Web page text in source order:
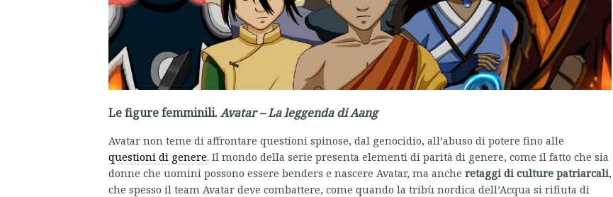
Le figure femminili.Avatar – La leggenda di Aang
Avatar non teme di affrontare questioni spinose, dal genocidio, all’abuso di potere fino alle
questioni di genere. Il mondo della serie presenta elementi di parità di genere, come il fatto che sia
donne che uomini possono essere benders e nascere Avatar, ma anche retaggi di culture patriarcali,
che spesso il team Avatar deve combattere, come quando la tribù nordica dell’Acqua si rifiuta di